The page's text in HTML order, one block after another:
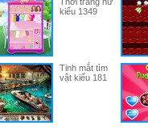
kiểu 1349
Tinh mắt tìm
vật kiểu 181